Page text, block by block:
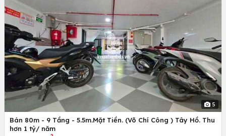
5
Bán 80m - 9 Tầng - 5.5m.Mặt Tiền. (Võ Chí Công ) Tây Hồ. Thu
hơn 1 tỷ/ năm